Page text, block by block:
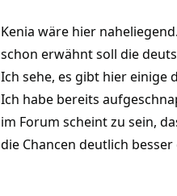
Kenia wäre hier
schon erwähnt soll die
Ich sehe, es gibt hier einige
Ich habe bereits
im Forum scheint zu sein,
die Chancen deutlich